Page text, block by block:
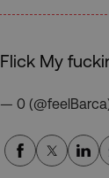
Flick My
— 0